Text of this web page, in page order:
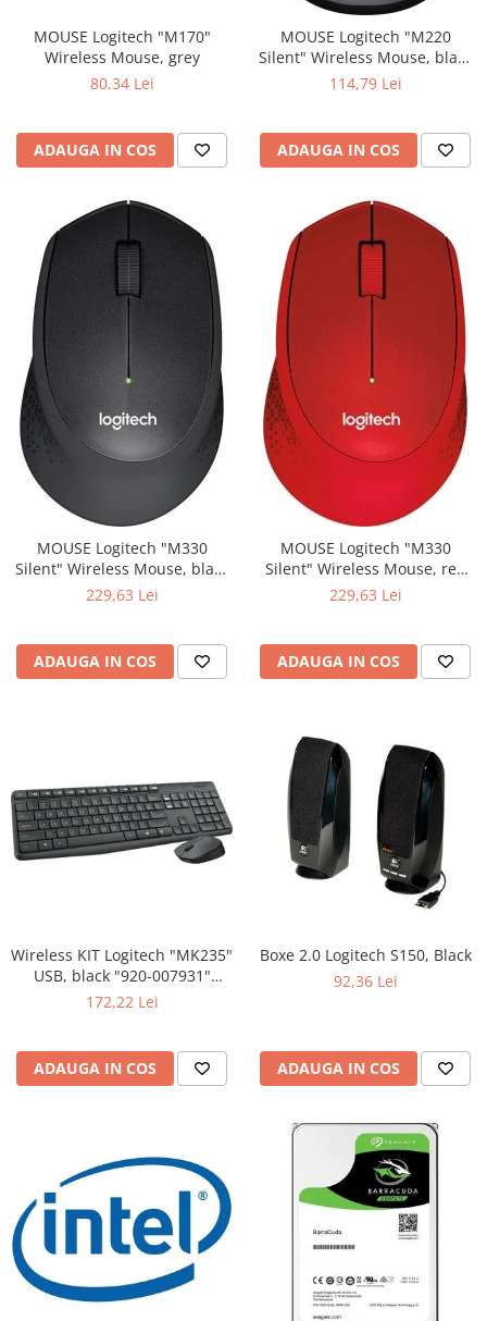
MOUSE Logitech "M170"
Wireless Mouse, grey
80,34 Lei
ADAUGA IN COS
MOUSE Logitech "M220
Silent" Wireless Mouse, black
"910-004878" (include timbru114,79 Lei
ADAUGA IN COS
MOUSE Logitech "M330
Silent" Wireless Mouse, black
"910-004909" (include timbru229,63 Lei
ADAUGA IN COS
MOUSE Logitech "M330
Silent" Wireless Mouse, red
"910-004911" (include timbru229,63 Lei
ADAUGA IN COS
Wireless KIT Logitech "MK235"
USB, black "920-007931"
(include timbru verde 0.01 lei)
172,22 Lei
ADAUGA IN COS
Boxe 2.0 Logitech S150, Black
92,36 Lei
ADAUGA IN COS